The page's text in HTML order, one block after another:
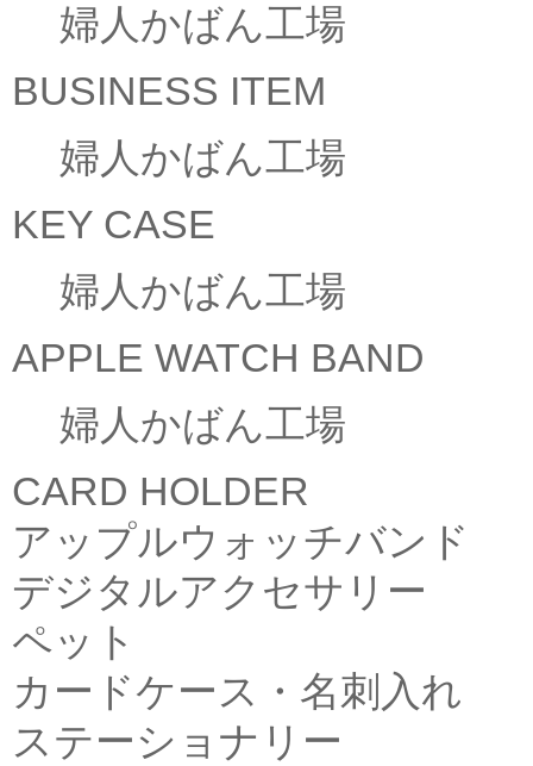
婦人かばん工場
BUSINESS ITEM
婦人かばん工場
KEY CASE
婦人かばん工場
APPLE WATCH BAND
婦人かばん工場
CARD HOLDER
アップルウォッチバンド
デジタルアクセサリー
ペット
カードケース・名刺入れ
ステーショナリー